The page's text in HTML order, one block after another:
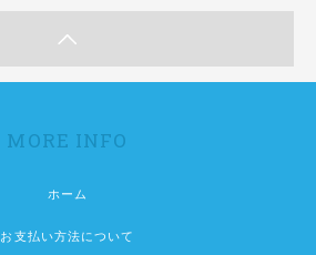
MORE INFO
ホーム
お支払い方法について